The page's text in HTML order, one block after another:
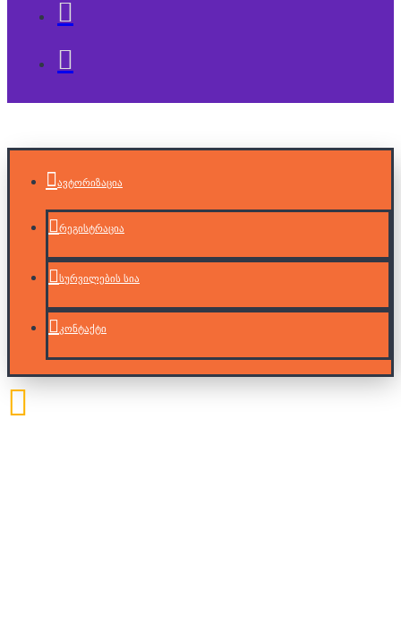
ავტორიზაცია
რეგისტრაცია
სურვილების სია
კონტაქტი